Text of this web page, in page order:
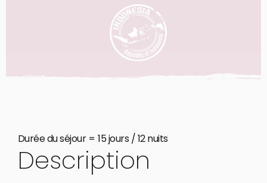
Durée du séjour = 15 jours / 12 nuits
Description